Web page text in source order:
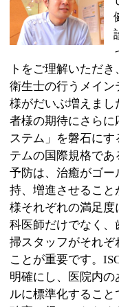
予防は、治癒がゴールの病
持、増進させることが目的
様それぞれの満足度になる
科医師だけでなく、歯科衛
掃スタッフがそれぞれの役
ことが重要です。ISO9001
明確にし、医院内のあらゆる
ルに標準化することで、来
確実に得ていただくための
歯科医院の認証取得はまだ
変高いハードルでしたが、
の向上心とチームワークで
ことができました。「最近
な。良くなったな。」と実感
です。今後もどうぞご期待く
科目 : ●歯科●小児歯科